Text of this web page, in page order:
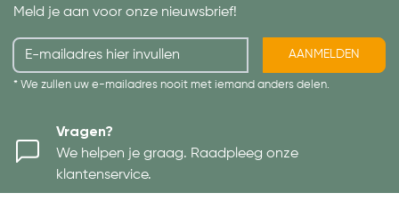
Meld je aan voor onze nieuwsbrief!
AANMELDEN
* We zullen uw e-mailadres nooit met iemand anders delen.
Vragen?
We helpen je graag. Raadpleeg onze
klantenservice.